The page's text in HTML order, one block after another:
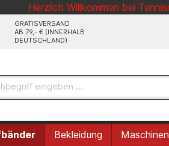
Herzlich Willkommen bei
GRATISVERSAND
AB 79,- € (INNERHALB
DEUTSCHLAND)
Bekleidung Maschinen